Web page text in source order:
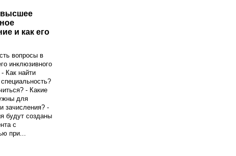
высшее
и как его
вопросы в
инклюзивного
Как найти
- Какие
для
зачисления? -
будут созданы
с
при...